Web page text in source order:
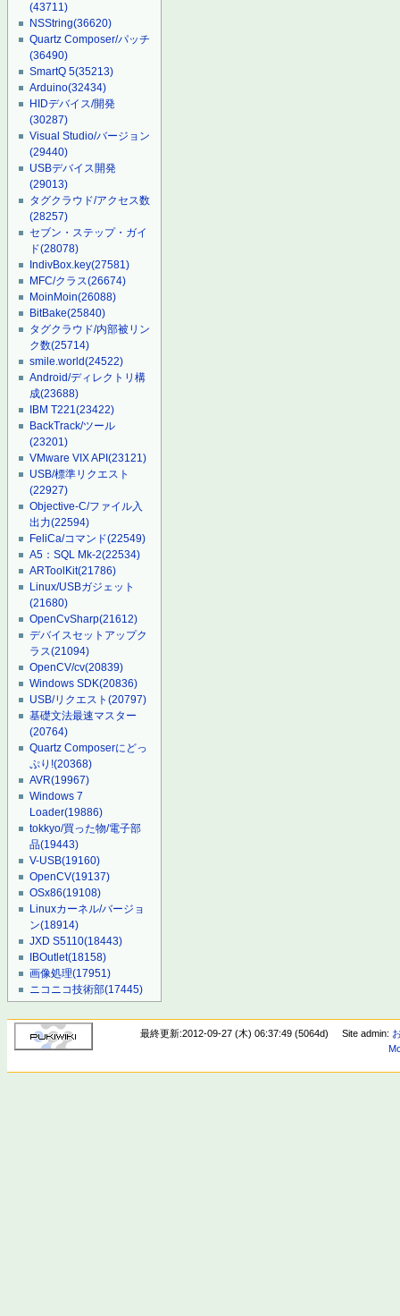
(43711)
NSString(36620)
Quartz Composer/パッチ
(36490)
SmartQ 5(35213)
Arduino(32434)
HIDデバイス/開発
(30287)
Visual Studio/バージョン
(29440)
USBデバイス開発
(29013)
タグクラウド/アクセス数
(28257)
セブン・ステップ・ガイ
ド(28078)
IndivBox.key(27581)
MFC/クラス(26674)
MoinMoin(26088)
BitBake(25840)
タグクラウド/内部被リン
ク数(25714)
smile.world(24522)
Android/ディレクトリ構
成(23688)
IBM T221(23422)
BackTrack/ツール
(23201)
VMware VIX API(23121)
USB/標準リクエスト
(22927)
Objective-C/ファイル入
出力(22594)
FeliCa/コマンド(22549)
A5：SQL Mk-2(22534)
ARToolKit(21786)
Linux/USBガジェット
(21680)
OpenCvSharp(21612)
デバイスセットアップク
ラス(21094)
OpenCV/cv(20839)
Windows SDK(20836)
USB/リクエスト(20797)
基礎文法最速マスター
(20764)
Quartz Composerにどっ
ぷり!(20368)
AVR(19967)
Windows 7
Loader(19886)
tokkyo/買った物/電子部
品(19443)
V-USB(19160)
OpenCV(19137)
OSx86(19108)
Linuxカーネル/バージョ
ン(18914)
JXD S5110(18443)
IBOutlet(18158)
画像処理(17951)
ニコニコ技術部(17445)
最終更新:2012-09-27 (木) 06:37:49 (5064d) Site admin: